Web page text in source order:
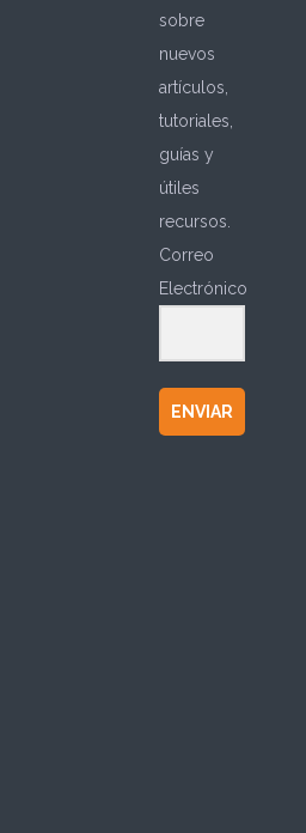
sobre
nuevos
artículos,
tutoriales,
guías y
útiles
recursos.
Correo
Electrónico
ENVIAR